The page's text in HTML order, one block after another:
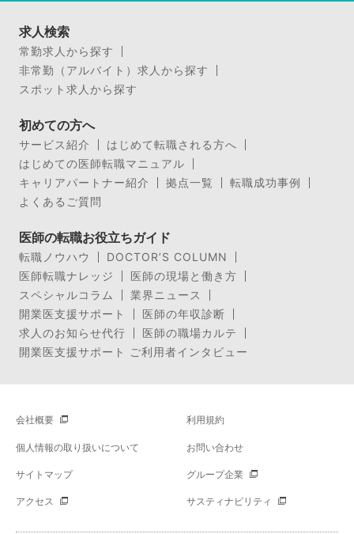
求人検索
常勤求人から探す
非常勤（アルバイト）求人から探す
スポット求人から探す
初めての方へ
サービス紹介
はじめて転職される方へ
はじめての医師転職マニュアル
キャリアパートナー紹介
拠点一覧
転職成功事例
よくあるご質問
医師の転職お役立ちガイド
転職ノウハウ
DOCTOR’S COLUMN
医師転職ナレッジ
医師の現場と働き方
スペシャルコラム
業界ニュース
開業医支援サポート
医師の年収診断
求人のお知らせ代行
医師の職場カルテ
開業医支援サポート ご利用者インタビュー
会社概要 利用規約
個人情報の取り扱いについて お問い合わせ
サイトマップ グループ企業
アクセス サスティナビリティ